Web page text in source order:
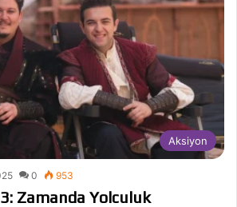
Aksiyon
0 953
3: Zamanda Yolculuk